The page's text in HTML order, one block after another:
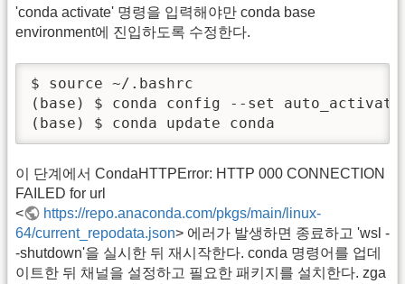
'conda activate' 명령을 입력해야만 conda base
environment에 진입하도록 수정한다.
$ source ~/.bashrc
(base) $ conda config --set
(base) $ conda update conda
이 단계에서 CondaHTTPError: HTTP 000 CONNECTION
FAILED for url
<
https://repo.anaconda.com/pkgs/main/linux-
64/current_repodata.json> 에러가 발생하면 종료하고 'wsl -
-shutdown'을 실시한 뒤 재시작한다. conda 명령어를 업데
이트한 뒤 채널을 설정하고 필요한 패키지를 설치한다. zga